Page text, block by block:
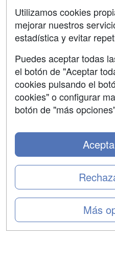
Contactar
Confidencialidad
Aviso legal
Copyleft
Utilizamos cookies
mejorar nuestros
estadística y evitar
Puedes aceptar todas
el botón de "Aceptar
cookies pulsando el
cookies" o configurar
botón de "más
Más